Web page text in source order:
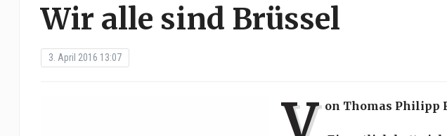
Wir alle sind Brüssel
3. April 2016 13:07
V on Thomas Philipp